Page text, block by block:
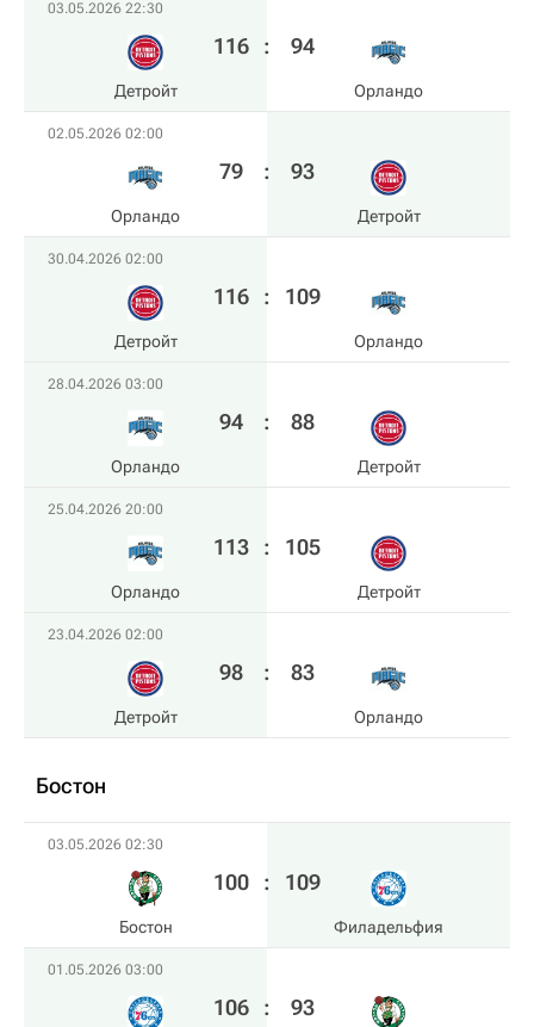
03.05.2026 22:30
Детройт
116 : 94
Орландо
02.05.2026 02:00
Орландо
79 : 93
Детройт
30.04.2026 02:00
Детройт
116 : 109
Орландо
28.04.2026 03:00
Орландо
94 : 88
Детройт
25.04.2026 20:00
Орландо
113 : 105
Детройт
23.04.2026 02:00
Детройт
98 : 83
Орландо
Бостон
03.05.2026 02:30
Бостон
100 : 109
Филадельфия
01.05.2026 03:00
106 : 93